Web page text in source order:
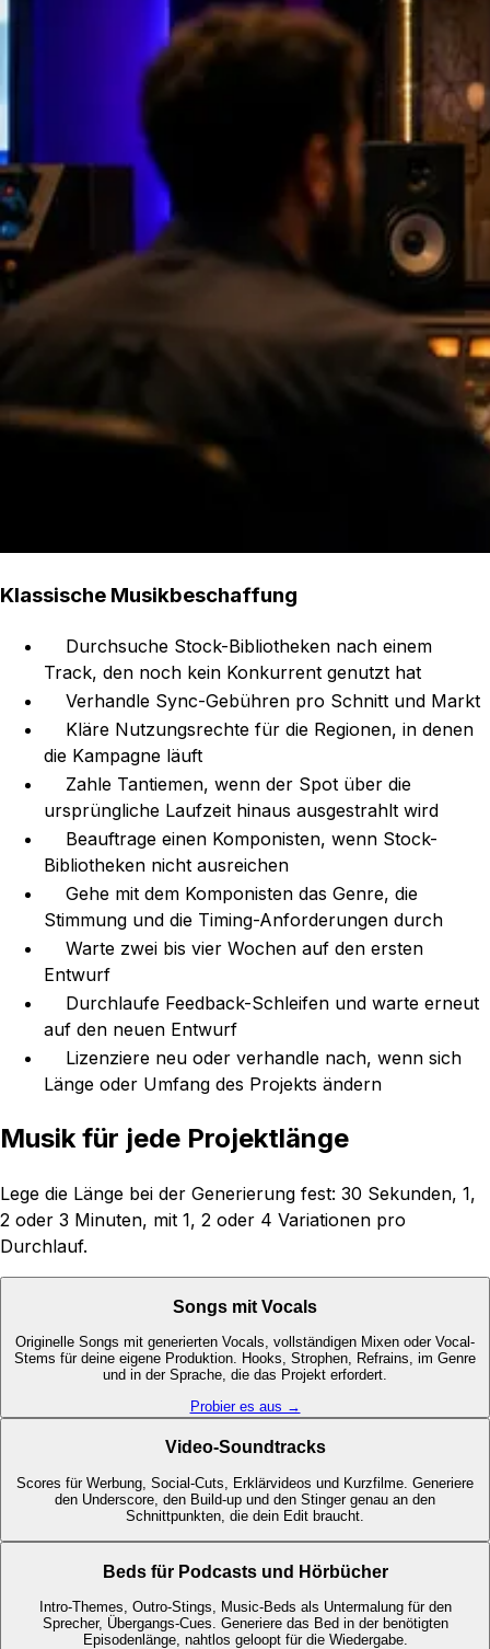
Klassische Musikbeschaffung
Durchsuche Stock-Bibliotheken nach einem
Track, den noch kein Konkurrent genutzt hat
Verhandle Sync-Gebühren pro Schnitt und Markt
Kläre Nutzungsrechte für die Regionen, in denen
die Kampagne läuft
Zahle Tantiemen, wenn der Spot über die
ursprüngliche Laufzeit hinaus ausgestrahlt wird
Beauftrage einen Komponisten, wenn Stock-
Bibliotheken nicht ausreichen
Gehe mit dem Komponisten das Genre, die
Stimmung und die Timing-Anforderungen durch
Warte zwei bis vier Wochen auf den ersten
Entwurf
Durchlaufe Feedback-Schleifen und warte erneut
auf den neuen Entwurf
Lizenziere neu oder verhandle nach, wenn sich
Länge oder Umfang des Projekts ändern
Musik für jede Projektlänge
Lege die Länge bei der Generierung fest: 30 Sekunden, 1,
2 oder 3 Minuten, mit 1, 2 oder 4 Variationen pro
Durchlauf.
Songs mit Vocals
Originelle Songs mit generierten Vocals, vollständigen Mixen oder Vocal-
Stems für deine eigene Produktion. Hooks, Strophen, Refrains, im Genre
und in der Sprache, die das Projekt erfordert.
Probier es aus →
Video-Soundtracks
Scores für Werbung, Social-Cuts, Erklärvideos und Kurzfilme. Generiere
den Underscore, den Build-up und den Stinger genau an den
Schnittpunkten, die dein Edit braucht.
Beds für Podcasts und Hörbücher
Intro-Themes, Outro-Stings, Music-Beds als Untermalung für den
Sprecher, Übergangs-Cues. Generiere das Bed in der benötigten
Episodenlänge, nahtlos geloopt für die Wiedergabe.